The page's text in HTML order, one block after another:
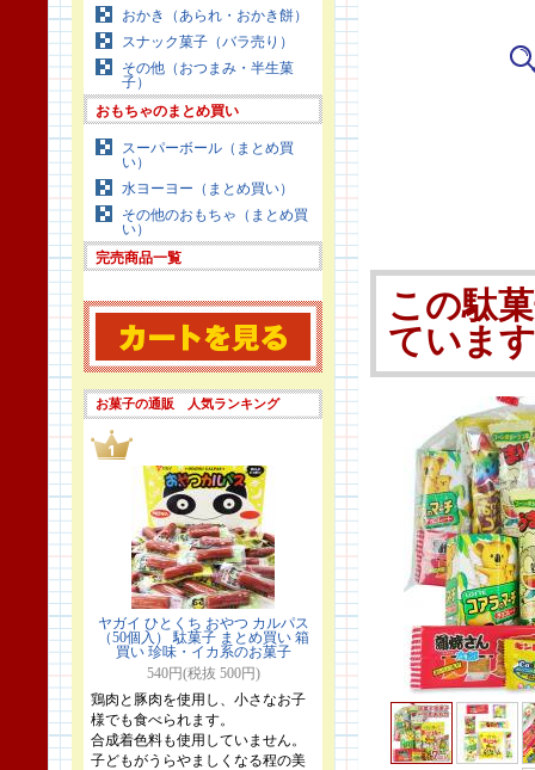
おかき（あられ・おかき餅）
スナック菓子（バラ売り）
その他（おつまみ・半生菓
子）
おもちゃのまとめ買い
スーパーボール（まとめ買
い）
水ヨーヨー（まとめ買い）
その他のおもちゃ（まとめ買
い）
完売商品一覧
お菓子の通販 人気ランキング
ヤガイ ひとくち おやつ カルパス
（50個入） 駄菓子 まとめ買い 箱
買い 珍味・イカ系のお菓子
540円(税抜 500円)
鶏肉と豚肉を使用し、小さなお子
様でも食べられます。
合成着色料も使用していません。
子どもがうらやましくなる程の美
この駄
ていま